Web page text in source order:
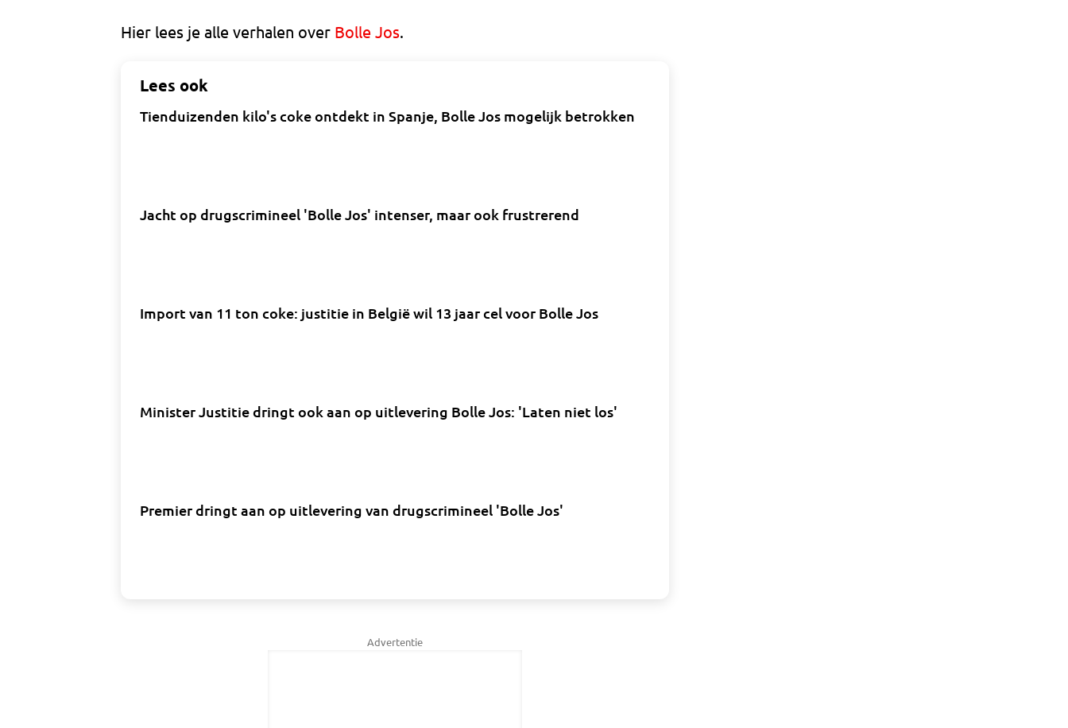
Hier lees je alle verhalen over Bolle Jos.
Lees ook
Tienduizenden kilo's coke ontdekt in Spanje, Bolle Jos mogelijk betrokken
Jacht op drugscrimineel 'Bolle Jos' intenser, maar ook frustrerend
Import van 11 ton coke: justitie in België wil 13 jaar cel voor Bolle Jos
Minister Justitie dringt ook aan op uitlevering Bolle Jos: 'Laten niet los'
Premier dringt aan op uitlevering van drugscrimineel 'Bolle Jos'
Advertentie